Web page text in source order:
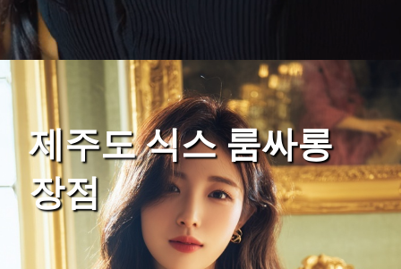
제주도 식스 룸싸롱
장점